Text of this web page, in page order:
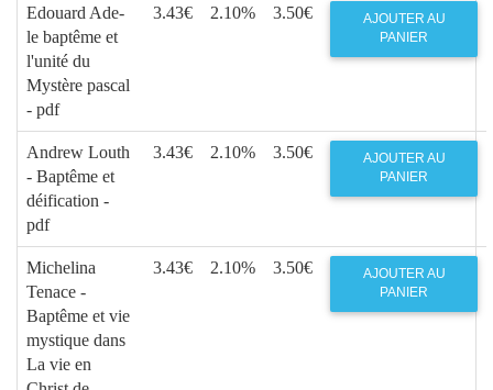
Edouard Ade-
le baptême et
l'unité du
Mystère pascal
- pdf
3.43€ 2.10% 3.50€
AJOUTER AU
PANIER
Andrew Louth
- Baptême et
déification -
pdf
3.43€ 2.10% 3.50€
AJOUTER AU
PANIER
Michelina
Tenace -
Baptême et vie
mystique dans
La vie en
3.43€ 2.10% 3.50€
AJOUTER AU
PANIER